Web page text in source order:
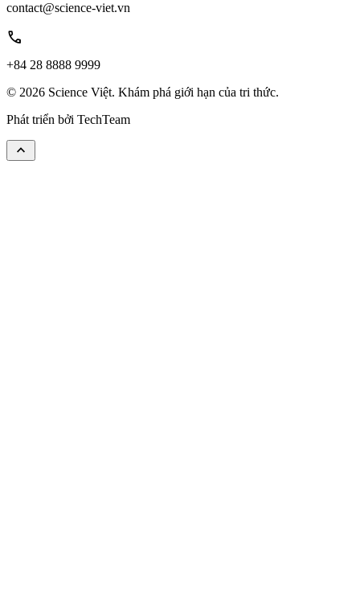
contact@science-viet.vn
call
+84 28 8888 9999
© 2026 Science Việt. Khám phá giới hạn của tri thức.
Phát triển bởi TechTeam
keyboard_arrow_up